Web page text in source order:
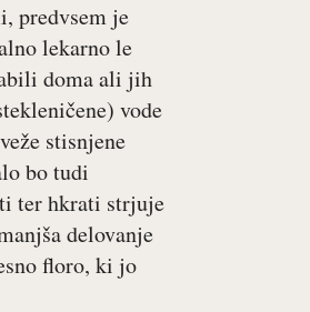
predvsem je
lekarno le
doma ali jih
vode
stisnjene
bo tudi
ter hkrati strjuje
delovanje
floro, ki jo